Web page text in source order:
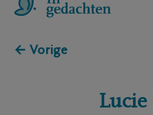
← Vorige
Lucie